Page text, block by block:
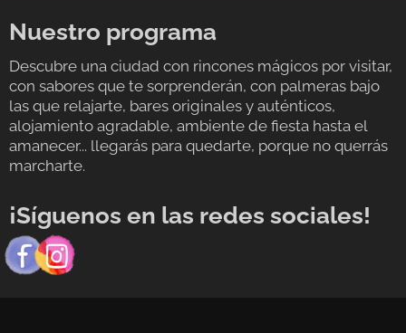
Nuestro programa
Descubre una ciudad con rincones mágicos por visitar,
con sabores que te sorprenderán, con palmeras bajo
las que relajarte, bares originales y auténticos,
alojamiento agradable, ambiente de fiesta hasta el
amanecer... llegarás para quedarte, porque no querrás
marcharte.
¡Síguenos en las redes sociales!